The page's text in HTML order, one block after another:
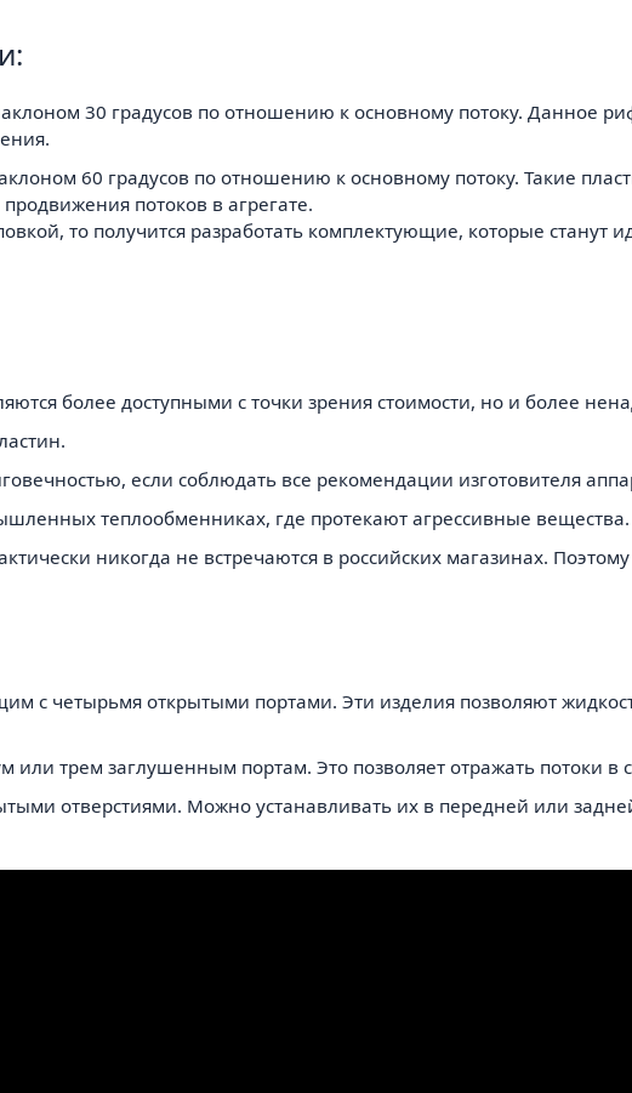
30 градусов по отношению к основному потоку. Данное
60 градусов по отношению к основному потоку. Такие
потоков в агрегате.
то получится разработать комплектующие, которые
более доступными с точки зрения стоимости, но и более
если соблюдать все рекомендации изготовителя
теплообменниках, где протекают агрессивные вещества.
никогда не встречаются в российских магазинах.
с четырьмя открытыми портами. Эти изделия позволяют
или трем заглушенным портам. Это позволяет отражать потоки в
отверстиями. Можно устанавливать их в передней или